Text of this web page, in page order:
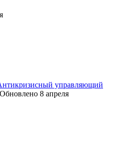
управляющий
Обновлено 8 апреля